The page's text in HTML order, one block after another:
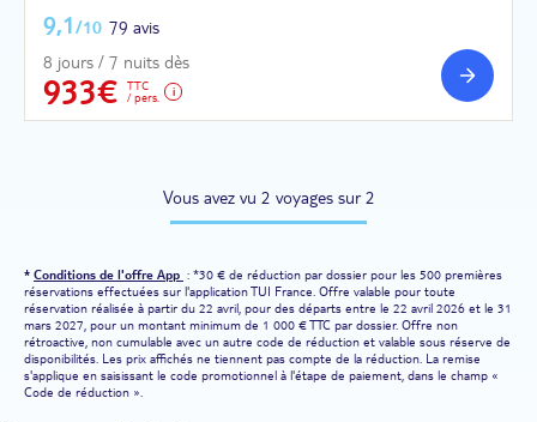
9,1/10 79 avis
8 jours / 7 nuits dès
933€
TTC
/ pers.
Vous avez vu 2 voyages sur 2
* Conditions de l'offre App : *30 € de réduction par dossier pour les 500 premières
réservations effectuées sur l'application TUI France. Offre valable pour toute
réservation réalisée à partir du 22 avril, pour des départs entre le 22 avril 2026 et le 31
mars 2027, pour un montant minimum de 1 000 € TTC par dossier. Offre non
rétroactive, non cumulable avec un autre code de réduction et valable sous réserve de
disponibilités. Les prix affichés ne tiennent pas compte de la réduction. La remise
s'applique en saisissant le code promotionnel à l'étape de paiement, dans le champ «
Code de réduction ».